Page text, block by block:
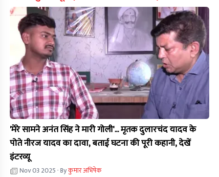
'मेरे सामने अनंत सिंह ने मारी गोली'... मृतक दुलारचंद यादव के
पोते नीरज यादव का दावा, बताई घटना की पूरी कहानी, देखें
इंटरव्यू
Nov 03 2025 · Byकुमार अभिषेक